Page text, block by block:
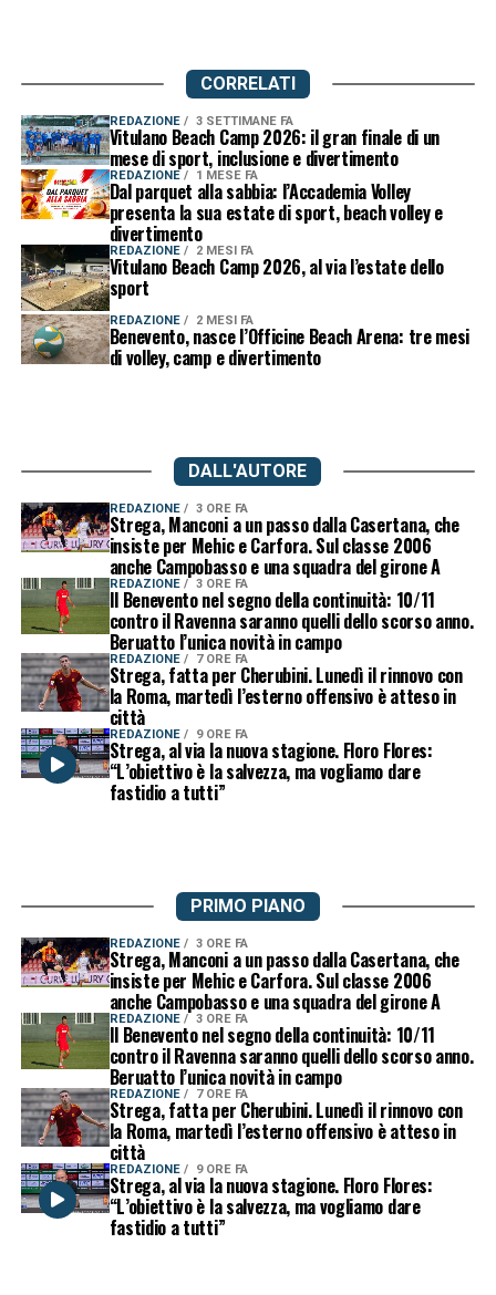
CORRELATI
REDAZIONE 3 SETTIMANE FA
Vitulano Beach Camp 2026: il gran finale di un
mese di sport, inclusione e divertimento
REDAZIONE 1 MESE FA
Dal parquet alla sabbia: l’Accademia Volley
presenta la sua estate di sport, beach volley e
divertimento
REDAZIONE 2 MESI FA
Vitulano Beach Camp 2026, al via l’estate dello
sport
REDAZIONE 2 MESI FA
Benevento, nasce l’Officine Beach Arena: tre mesi
di volley, camp e divertimento
DALL'AUTORE
REDAZIONE 3 ORE FA
Strega, Manconi a un passo dalla Casertana, che
insiste per Mehic e Carfora. Sul classe 2006
anche Campobasso e una squadra del girone A
REDAZIONE 3 ORE FA
Il Benevento nel segno della continuità: 10/11
contro il Ravenna saranno quelli dello scorso anno.
Beruatto l’unica novità in campo
REDAZIONE 7 ORE FA
Strega, fatta per Cherubini. Lunedì il rinnovo con
la Roma, martedì l’esterno offensivo è atteso in
città
REDAZIONE 9 ORE FA
Strega, al via la nuova stagione. Floro Flores:
“L’obiettivo è la salvezza, ma vogliamo dare
fastidio a tutti”
PRIMO PIANO
REDAZIONE 3 ORE FA
Strega, Manconi a un passo dalla Casertana, che
insiste per Mehic e Carfora. Sul classe 2006
anche Campobasso e una squadra del girone A
REDAZIONE 3 ORE FA
Il Benevento nel segno della continuità: 10/11
contro il Ravenna saranno quelli dello scorso anno.
Beruatto l’unica novità in campo
REDAZIONE 7 ORE FA
Strega, fatta per Cherubini. Lunedì il rinnovo con
la Roma, martedì l’esterno offensivo è atteso in
città
REDAZIONE 9 ORE FA
Strega, al via la nuova stagione. Floro Flores:
“L’obiettivo è la salvezza, ma vogliamo dare
fastidio a tutti”